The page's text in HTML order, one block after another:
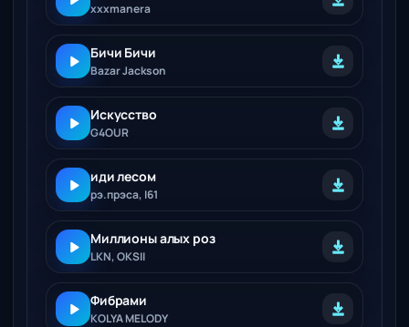
xxxmanera
Бичи Бичи
Bazar Jackson
Искусство
G4OUR
иди лесом
рэ.прэса, I61
Миллионы алых роз
LKN, OKSII
Фибрами
KOLYA MELODY